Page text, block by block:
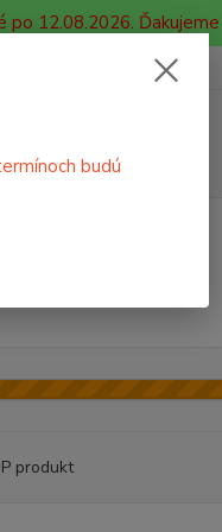
12.08.2026. Ďakujeme
od 9:00 hod. - 16:00 hod.
produkt
budú